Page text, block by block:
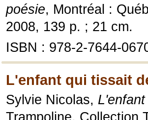
poésie, Montréal :
2008, 139 p. ; 21 cm.
ISBN : 978-2-7644-
L'enfant qui tissait
Sylvie Nicolas,
Trampoline, Collection